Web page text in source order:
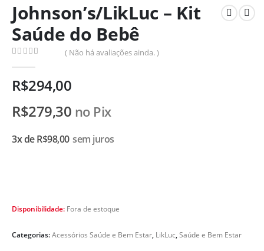
Johnson’s/LikLuc – Kit
Saúde do Bebê
( Não há avaliações ainda. )
R$294,00
R$279,30 no Pix
3x deR$98,00 sem juros
Disponibilidade: Fora de estoque
Categorias:Acessórios Saúde e Bem Estar, LikLuc,Saúde e Bem Estar